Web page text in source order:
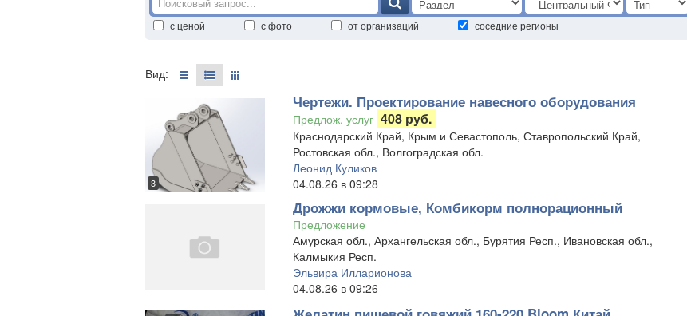
с ценой с фото от организаций соседние регионы
Вид:
3
Чертежи. Проектирование навесного оборудования
Предлож. услуг 408 руб.
Краснодарский Край, Крым и Севастополь, Ставропольский Край,
Ростовская обл., Волгоградская обл.
Леонид Куликов
04.08.26 в 09:28
Дрожжи кормовые, Комбикорм полнорационный
Предложение
Амурская обл., Архангельская обл., Бурятия Респ., Ивановская обл.,
Калмыкия Респ.
Эльвира Илларионова
04.08.26 в 09:26